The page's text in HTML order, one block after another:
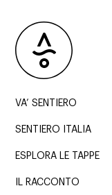
VA’ SENTIERO
SENTIERO ITALIA
ESPLORA LE TAPPE
IL RACCONTO